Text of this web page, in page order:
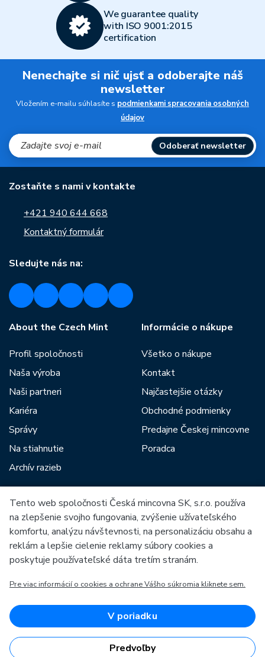
We guarantee quality
with ISO 9001:2015
certification
Nenechajte si nič ujsť a odoberajte náš
newsletter
Vložením e-mailu súhlasíte s podmienkami spracovania osobných
údajov
Odoberať newsletter
Zostaňte s nami v kontakte
+421 940 644 668
Kontaktný formulár
Sledujte nás na:
About the Czech Mint
Profil spoločnosti
Naša výroba
Naši partneri
Kariéra
Správy
Na stiahnutie
Archív razieb
Informácie o nákupe
Všetko o nákupe
Kontakt
Najčastejšie otázky
Obchodné podmienky
Predajne Českej mincovne
Poradca
Medzi našich partnerov patria:
Európska únia
OP Podnikanie a inovácie pre konkurencieschopnosť
Európsky fond pre regionálny rozvoj
Tento web spoločnosti Česká mincovna SK, s.r.o. používa
na zlepšenie svojho fungovania, zvýšenie užívateľského
komfortu, analýzu návštevnosti, na personalizáciu obsahu a
reklám a lepšie cielenie reklamy súbory cookies a
poskytuje používateľské dáta tretím stranám.
Pre viac informácií o cookies a ochrane Vášho súkromia kliknete sem.
V poriadku
Predvoľby